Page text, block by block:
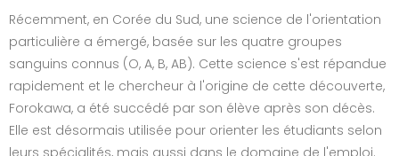
Récemment, en Corée du Sud, une science de l'orientation
particulière a émergé, basée sur les quatre groupes
sanguins connus (O, A, B, AB). Cette science s'est répandue
rapidement et le chercheur à l'origine de cette découverte,
Forokawa, a été succédé par son élève après son décès.
Elle est désormais utilisée pour orienter les étudiants selon
leurs spécialités, mais aussi dans le domaine de l'emploi.